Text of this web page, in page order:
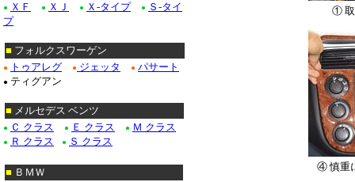
① 取
④ 慎重
● ＸＦ ● ＸＪ ● Ｘ-タイプ ●
Ｓ-タイ
プ
■ フォルクスワーゲン
● トゥアレグ ● ジェッタ ● パサート
● ティグアン
■ メルセデス ベンツ
● Ｃ クラス ● Ｅ クラス ● Ｍ クラス
● Ｒ クラス ● Ｓ クラス
■ ＢＭＷ